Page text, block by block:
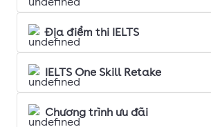
Địa điểm thi IELTS
IELTS One Skill Retake
Chương trình ưu đãi